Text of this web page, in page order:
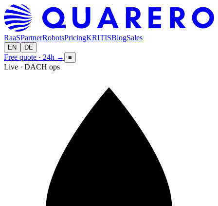
RaaSPartnerRobotsPricingKRITISBlogSales
EN DE
Free quote · 24h → ≡
Live · DACH ops